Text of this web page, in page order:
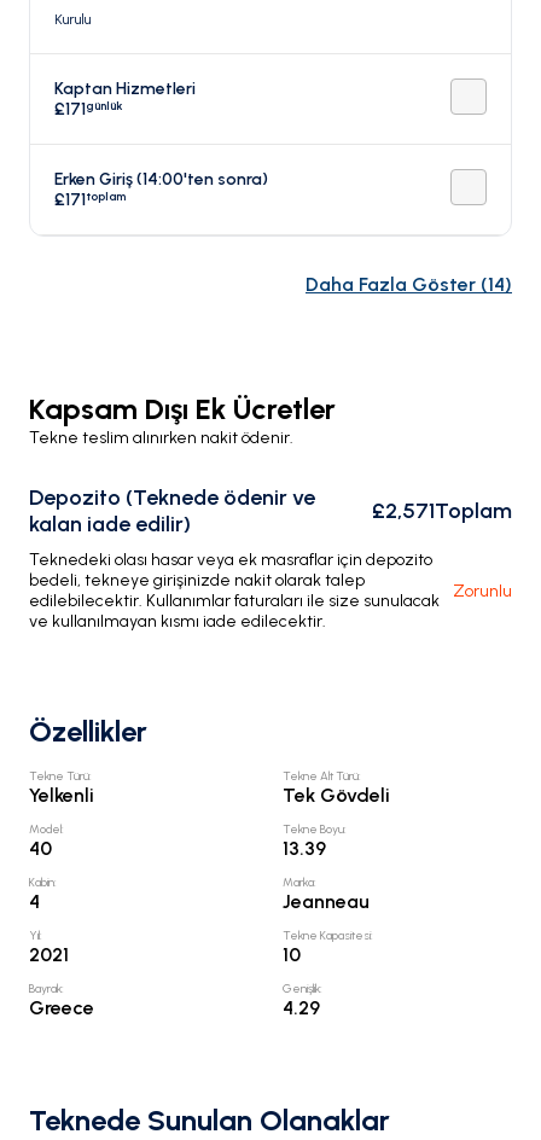
Kurulu
Kaptan Hizmetleri
£171günlük
Erken Giriş (14:00'ten sonra)
£171toplam
Daha Fazla Göster (14)
Kapsam Dışı Ek Ücretler
Tekne teslim alınırken nakit ödenir.
Depozito (Teknede ödenir ve
kalan iade edilir)
£2,571Toplam
Teknedeki olası hasar veya ek masraflar için depozito
bedeli, tekneye girişinizde nakit olarak talep
edilebilecektir. Kullanımlar faturaları ile size sunulacak
ve kullanılmayan kısmı iade edilecektir.
Zorunlu
Özellikler
Tekne Türü:
Yelkenli
Tekne Alt Türü:
Tek Gövdeli
Model:
40
Tekne Boyu:
13.39
Kabin:
4
Marka:
Jeanneau
Yıl:
2021
Tekne Kapasitesi:
10
Bayrak:
Greece
Genişlik:
4.29
Teknede Sunulan Olanaklar